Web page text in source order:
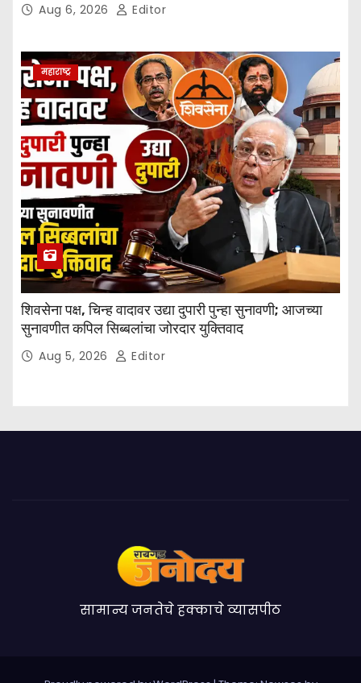
Aug 6, 2026 Editor
महाराष्ट्र
शिवसेना पक्ष, चिन्ह वादावर उद्या दुपारी पुन्हा सुनावणी; आजच्या
सुनावणीत कपिल सिब्बलांचा जोरदार युक्तिवाद
Aug 5, 2026 Editor
सामान्य जनतेचे हक्काचे व्यासपीठ